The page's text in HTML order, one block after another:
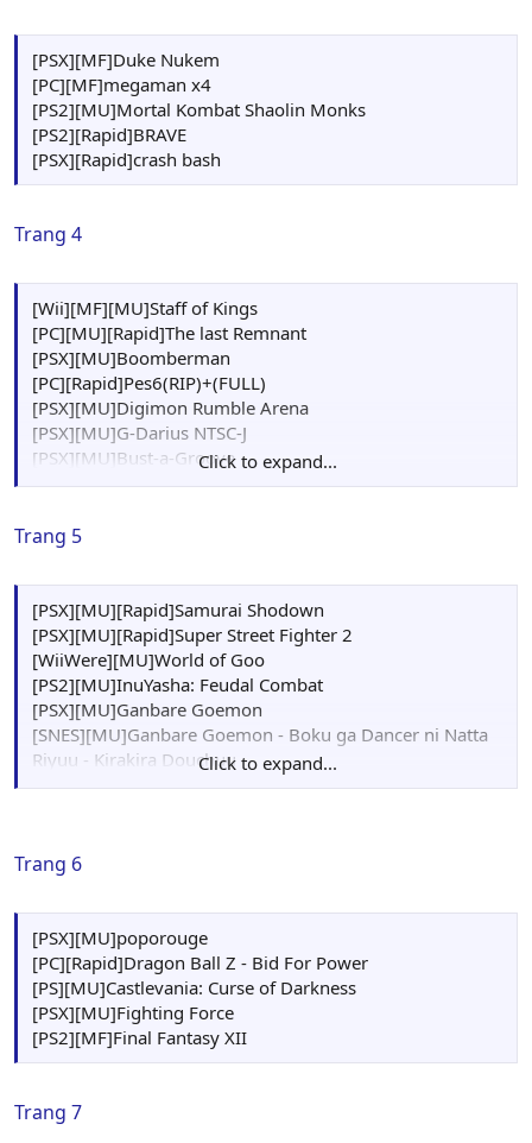
[PSX][MF]Duke Nukem
[PC][MF]megaman x4
[PS2][MU]Mortal Kombat Shaolin Monks
[PS2][Rapid]BRAVE
[PSX][Rapid]crash bash
Trang 4
[Wii][MF][MU]Staff of Kings
[PC][MU][Rapid]The last Remnant
[PSX][MU]Boomberman
[PC][Rapid]Pes6(RIP)+(FULL)
[PSX][MU]Digimon Rumble Arena
[PSX][MU]G-Darius NTSC-J
[PSX][MU]Bust-a-Groove
[GameCube][MU]Soul Calibur II
Click to expand...
Trang 5
[PSX][MU][Rapid]Samurai Shodown
[PSX][MU][Rapid]Super Street Fighter 2
[WiiWere][MU]World of Goo
[PS2][MU]InuYasha: Feudal Combat
[PSX][MU]Ganbare Goemon
[SNES][MU]Ganbare Goemon - Boku ga Dancer ni Natta
Riyuu - Kirakira Douchuu
[SNES][MU]Ganbare Goemon 2 - Kiteretsu Shougun
Karakuri Manjigatame
[PSX][MU]capcom vs snk pro
[PS2][MF]Final Fantasy X Intel
Click to expand...
Trang 6
[PSX][MU]poporouge
[PC][Rapid]Dragon Ball Z - Bid For Power
[PS][MU]Castlevania: Curse of Darkness
[PSX][MU]Fighting Force
[PS2][MF]Final Fantasy XII
Trang 7